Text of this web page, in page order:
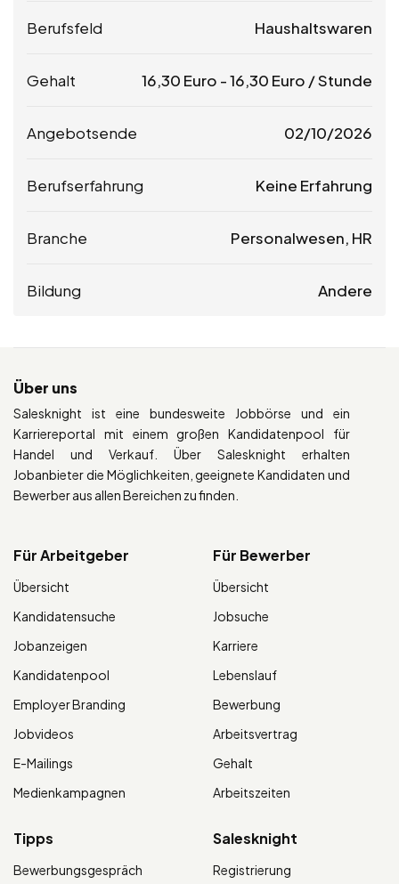
Berufsfeld Haushaltswaren
Gehalt 16,30 Euro -16,30 Euro / Stunde
Angebotsende 02/10/2026
Berufserfahrung Keine Erfahrung
Branche Personalwesen, HR
Bildung Andere
Über uns
Salesknight ist eine bundesweite Jobbörse und ein
Karriereportal mit einem großen Kandidatenpool für
Handel und Verkauf. Über Salesknight erhalten
Jobanbieter die Möglichkeiten, geeignete Kandidaten und
Bewerber aus allen Bereichen zu finden.
Für Arbeitgeber
Übersicht
Kandidatensuche
Jobanzeigen
Kandidatenpool
Employer Branding
Jobvideos
E-Mailings
Medienkampagnen
Für Bewerber
Übersicht
Jobsuche
Karriere
Lebenslauf
Bewerbung
Arbeitsvertrag
Gehalt
Arbeitszeiten
Tipps
Bewerbungsgespräch
Salesknight
Registrierung